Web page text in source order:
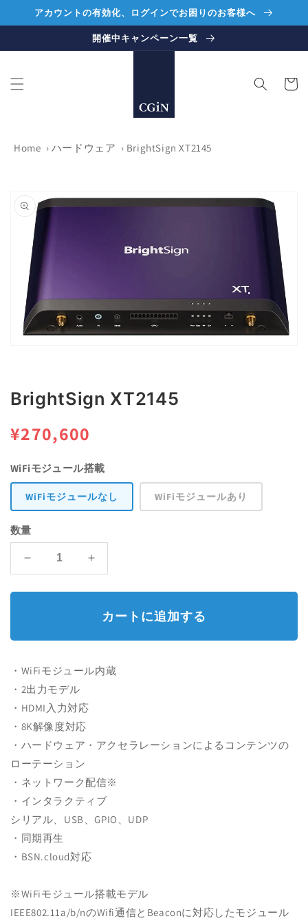
ンツに
進む
アカウントの有効化、ログインでお困りのお客様へ
開催中キャンペーン一覧
ー
Home › ハードウェア › BrightSign XT2145
報にス
キップ
で
ィ
(1)
を
開
BrightSign XT2145
通
常
価
格
¥270,600
WiFiモジュール搭載
WiFiモジュールなし WiFiモジュールあり
数量
BrightSign
XT2145
の
を
ら
す
BrightSign
XT2145
の
を
や
カートに追加する
・WiFiモジュール内蔵
・2出力モデル
・HDMI入力対応
・8K解像度対応
・ハードウェア・アクセラレーションによるコンテンツの
ローテーション
・ネットワーク配信※
・インタラクティブ
シリアル、USB、GPIO、UDP
・同期再生
・BSN.cloud対応
※WiFiモジュール搭載モデル
IEEE802.11a/b/nのWifi通信とBeaconに対応したモジュール